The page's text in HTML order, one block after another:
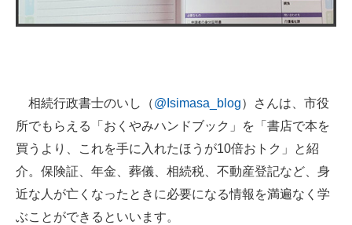
製造業のIT導入・活用を支援
電子設計の基本と応用
エネルギーの専門メディア
建設×テクノロジーの最前線
ちょっと気になるネットの話題
相続行政書士のいし（@Isimasa_blog）さんは、市役
所でもらえる「おくやみハンドブック」を「書店で本を
買うより、これを手に入れたほうが10倍おトク」と紹
介。保険証、年金、葬儀、相続税、不動産登記など、身
近な人が亡くなったときに必要になる情報を満遍なく学
ぶことができるといいます。